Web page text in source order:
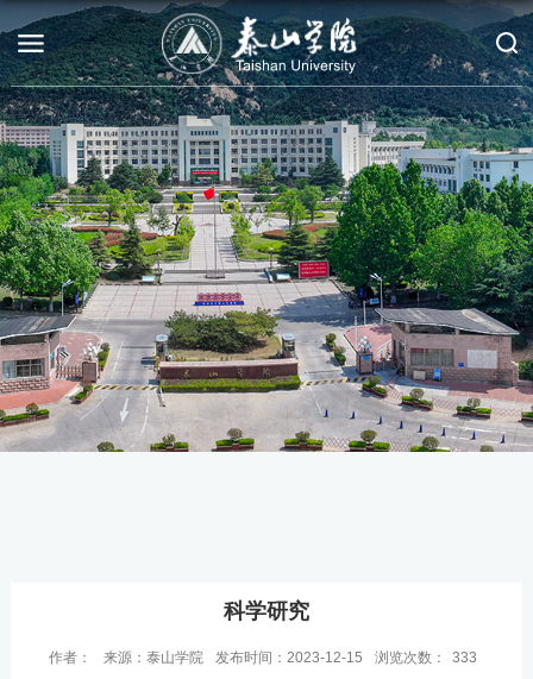
科学研究
作者： 来源：泰山学院 发布时间：2023-12-15 浏览次数： 333